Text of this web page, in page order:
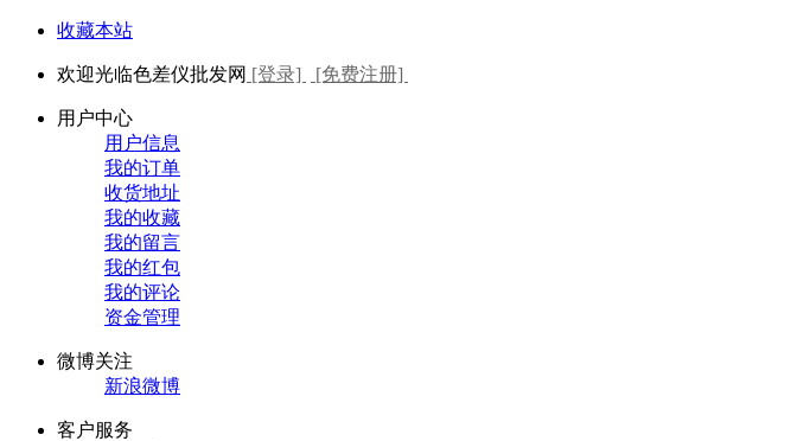
收藏本站
欢迎光临色差仪批发网 [登录] [免费注册]
用户中心
用户信息
我的订单
收货地址
我的收藏
我的留言
我的红包
我的评论
资金管理
微博关注
新浪微博
客户服务